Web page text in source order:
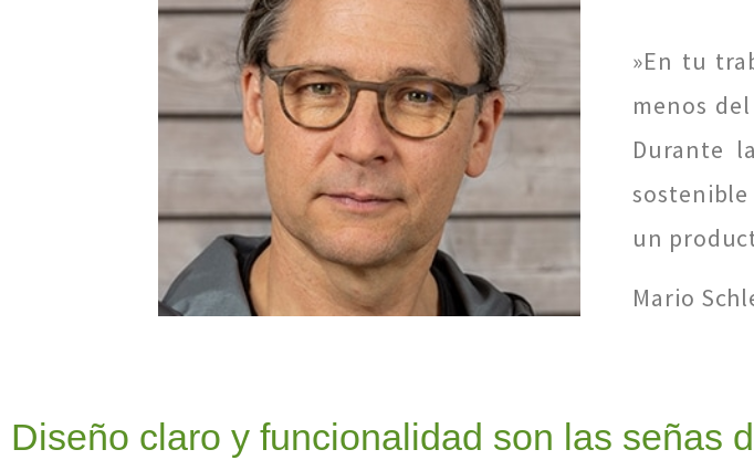
»En tu
menos
Durante
un
Mario
Diseño claro y funcionalidad son las señas